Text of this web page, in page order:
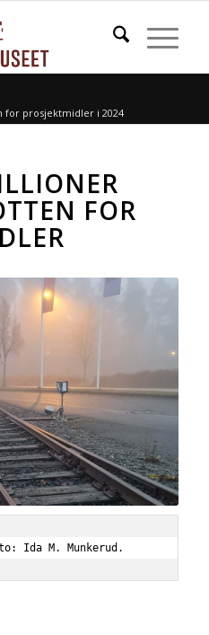
for prosjektmidler i 2024
FOR
Ida M. Munkerud.